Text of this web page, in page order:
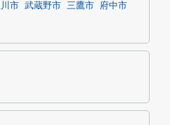
市 武蔵野市 三鷹市
府中市